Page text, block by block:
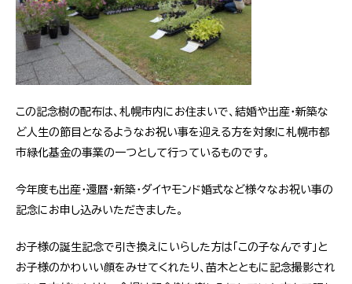
この記念樹の配布は、札幌市内にお住まいで、結婚や出産・新築な
ど人生の節目となるようなお祝い事を迎える方を対象に札幌市都
市緑化基金の事業の一つとして行っているものです。
今年度も出産・還暦・新築・ダイヤモンド婚式など様々なお祝い事の
記念にお申し込みいただきました。
お子様の誕生記念で引き換えにいらした方は「この子なんです」と
お子様のかわいい顔をみせてくれたり、苗木とともに記念撮影され